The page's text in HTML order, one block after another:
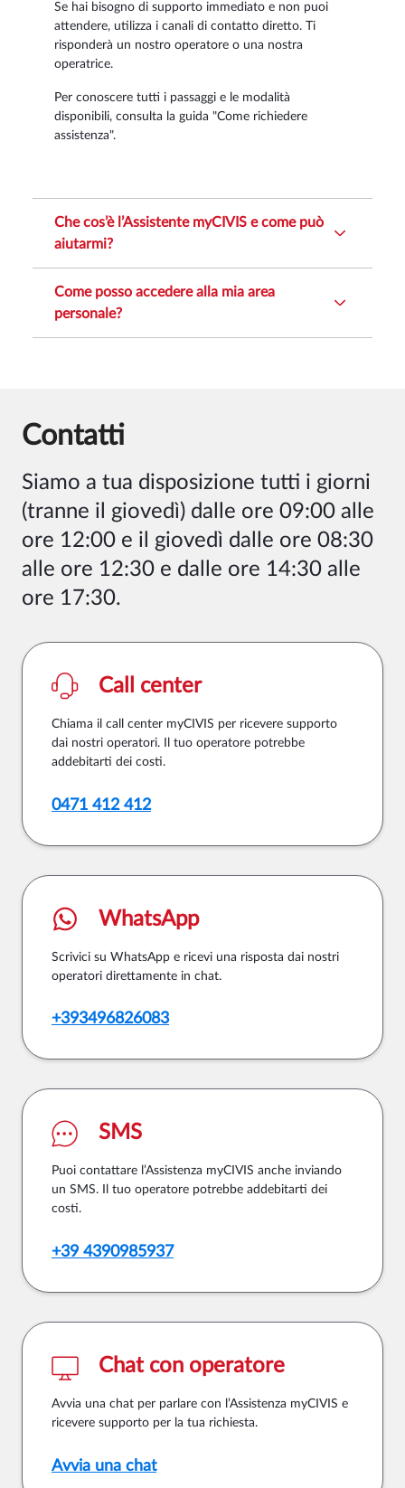
Se hai bisogno di supporto immediato e non puoi
attendere, utilizza i canali di contatto diretto. Ti
risponderà un nostro operatore o una nostra
operatrice.
Per conoscere tutti i passaggi e le modalità
disponibili, consulta la guida "Come richiedere
assistenza".
Che cos’è l’Assistente myCIVIS e come può
aiutarmi?
Come posso accedere alla mia area
personale?
Contatti
Siamo a tua disposizione tutti i giorni
(tranne il giovedì) dalle ore 09:00 alle
ore 12:00 e il giovedì dalle ore 08:30
alle ore 12:30 e dalle ore 14:30 alle
ore 17:30.
Call center
Chiama il call center myCIVIS per ricevere supporto
dai nostri operatori. Il tuo operatore potrebbe
addebitarti dei costi.
0471 412 412
WhatsApp
Scrivici su WhatsApp e ricevi una risposta dai nostri
operatori direttamente in chat.
+393496826083
SMS
Puoi contattare l’Assistenza myCIVIS anche inviando
un SMS. Il tuo operatore potrebbe addebitarti dei
costi.
+39 4390985937
Chat con operatore
Avvia una chat per parlare con l’Assistenza myCIVIS e
ricevere supporto per la tua richiesta.
Avvia una chat